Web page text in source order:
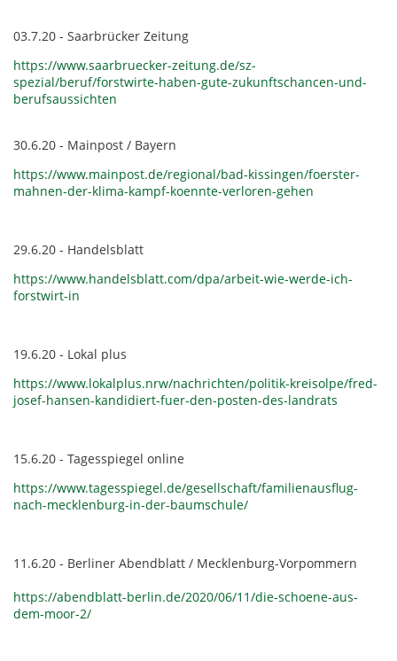
03.7.20 - Saarbrücker Zeitung
https://www.saarbruecker-zeitung.de/sz-
spezial/beruf/forstwirte-haben-gute-zukunftschancen-und-
berufsaussichten
30.6.20 - Mainpost / Bayern
https://www.mainpost.de/regional/bad-kissingen/foerster-
mahnen-der-klima-kampf-koennte-verloren-gehen
29.6.20 - Handelsblatt
https://www.handelsblatt.com/dpa/arbeit-wie-werde-ich-
forstwirt-in
19.6.20 - Lokal plus
https://www.lokalplus.nrw/nachrichten/politik-kreisolpe/fred-
josef-hansen-kandidiert-fuer-den-posten-des-landrats
15.6.20 - Tagesspiegel online
https://www.tagesspiegel.de/gesellschaft/familienausflug-
nach-mecklenburg-in-der-baumschule/
11.6.20 - Berliner Abendblatt / Mecklenburg-Vorpommern
https://abendblatt-berlin.de/2020/06/11/die-schoene-aus-
dem-moor-2/